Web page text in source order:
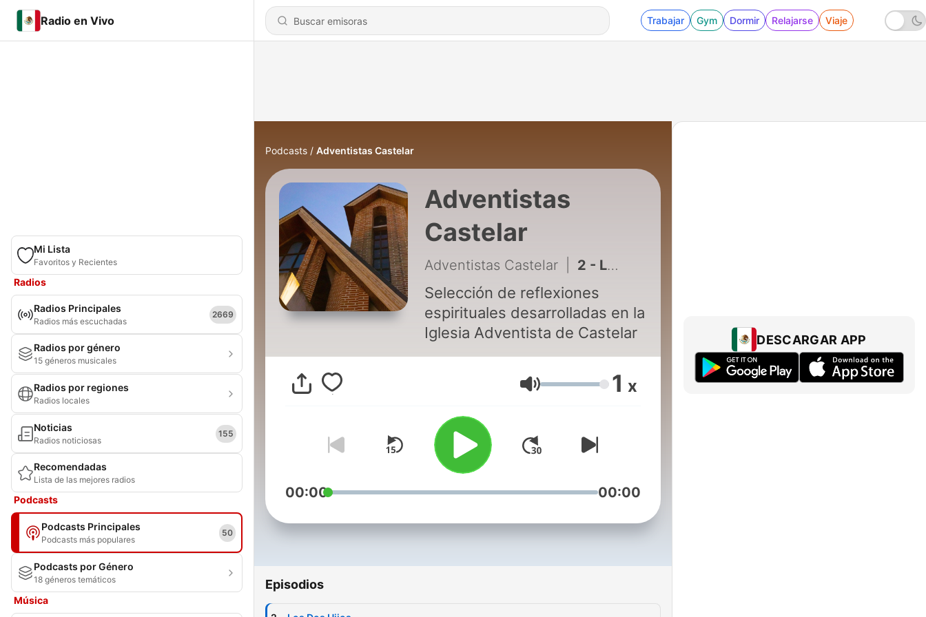
Radio en Vivo Trabajar Gym Dormir Relajarse Viaje
Mi Lista
Favoritos y Recientes
Radios
Radios Principales
Radios más escuchadas
2669
Radios por género
15 géneros musicales
Radios por regiones
Radios locales
Noticias
Radios noticiosas
155
Recomendadas
Lista de las mejores radios
Podcasts
Podcasts Principales
Podcasts más populares
50
Podcasts por Género
18 géneros temáticos
Música
Podcasts Adventistas Castelar
Adventistas
Castelar
Adventistas Castelar 2 - Los Dos Hijos
Selección de reflexiones
espirituales desarrolladas en la
Iglesia Adventista de Castelar
Volumen 1 x
00:00 00:00
Episodios
DESCARGAR APP